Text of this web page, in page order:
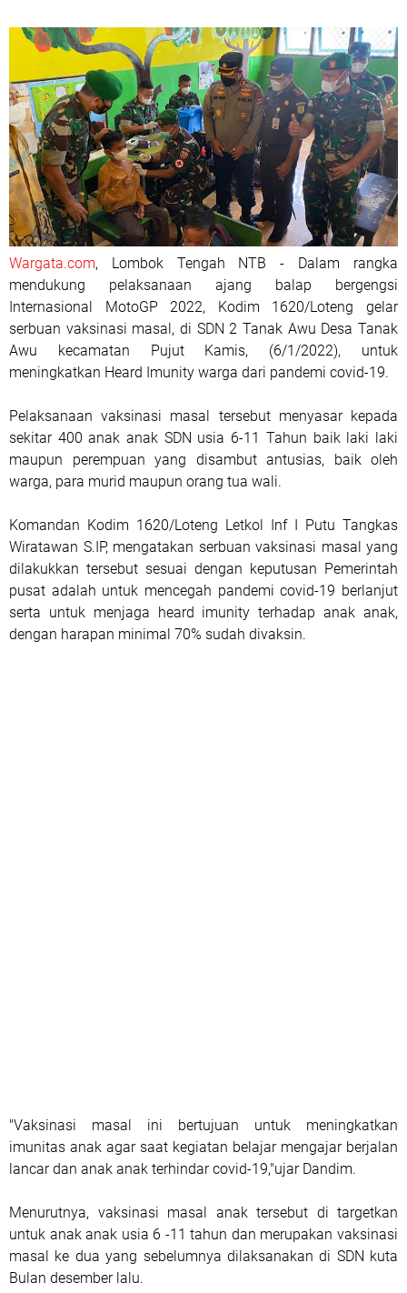
Wargata.com, Lombok Tengah NTB - Dalam rangka
mendukung pelaksanaan ajang balap bergengsi
Internasional MotoGP 2022, Kodim 1620/Loteng gelar
serbuan vaksinasi masal, di SDN 2 Tanak Awu Desa Tanak
Awu kecamatan Pujut Kamis, (6/1/2022), untuk
meningkatkan Heard Imunity warga dari pandemi covid-19.
Pelaksanaan vaksinasi masal tersebut menyasar kepada
sekitar 400 anak anak SDN usia 6-11 Tahun baik laki laki
maupun perempuan yang disambut antusias, baik oleh
warga, para murid maupun orang tua wali.
Komandan Kodim 1620/Loteng Letkol Inf I Putu Tangkas
Wiratawan S.IP, mengatakan serbuan vaksinasi masal yang
dilakukkan tersebut sesuai dengan keputusan Pemerintah
pusat adalah untuk mencegah pandemi covid-19 berlanjut
serta untuk menjaga heard imunity terhadap anak anak,
dengan harapan minimal 70% sudah divaksin.
"Vaksinasi masal ini bertujuan untuk meningkatkan
imunitas anak agar saat kegiatan belajar mengajar berjalan
lancar dan anak anak terhindar covid-19,"ujar Dandim.
Menurutnya, vaksinasi masal anak tersebut di targetkan
untuk anak anak usia 6 -11 tahun dan merupakan vaksinasi
masal ke dua yang sebelumnya dilaksanakan di SDN kuta
Bulan desember lalu.